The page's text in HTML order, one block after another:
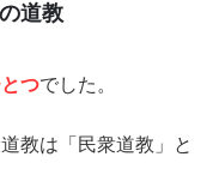
道教
つでした。
教は「民衆道教」と